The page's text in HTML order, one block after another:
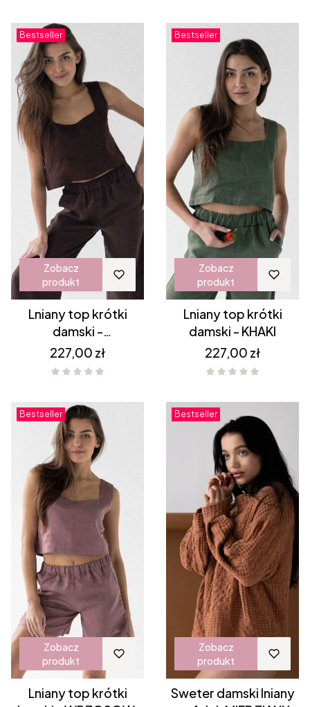
Bestseller
Zobacz
produkt
Lniany top krótki
damski -
CZEKOLADOWY BRĄZ
Cena
227,00 zł
Bestseller
Zobacz
produkt
Lniany top krótki
damski - KHAKI
Cena
227,00 zł
Bestseller
Zobacz
produkt
Lniany top krótki
Bestseller
Zobacz
produkt
Sweter damski lniany